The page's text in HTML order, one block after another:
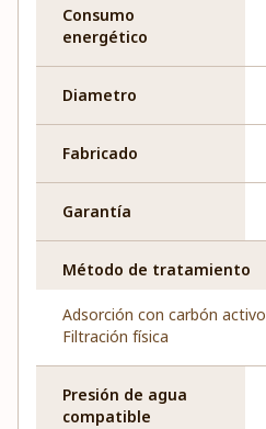
Consumo
energético
Diametro
Fabricado
Garantía
Método de tratamiento
Adsorción con carbón activo
Filtración física
Presión de agua
compatible